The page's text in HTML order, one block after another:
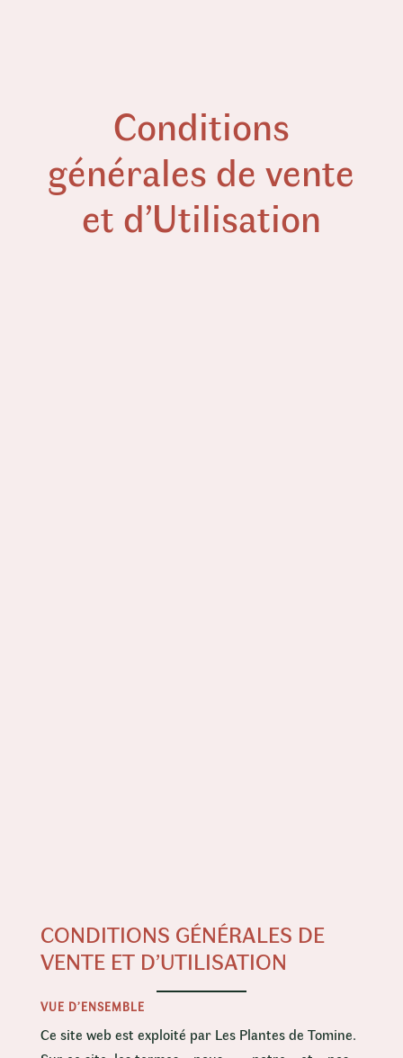
Conditions
générales de vente
et d’Utilisation
CONDITIONS GÉNÉRALES DE
VENTE ET D’UTILISATION
VUE D’ENSEMBLE
Ce site web est exploité par Les Plantes de Tomine.